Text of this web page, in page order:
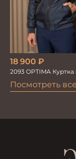
Посмотреть все
18 900 ₽
2093 OPTIMA